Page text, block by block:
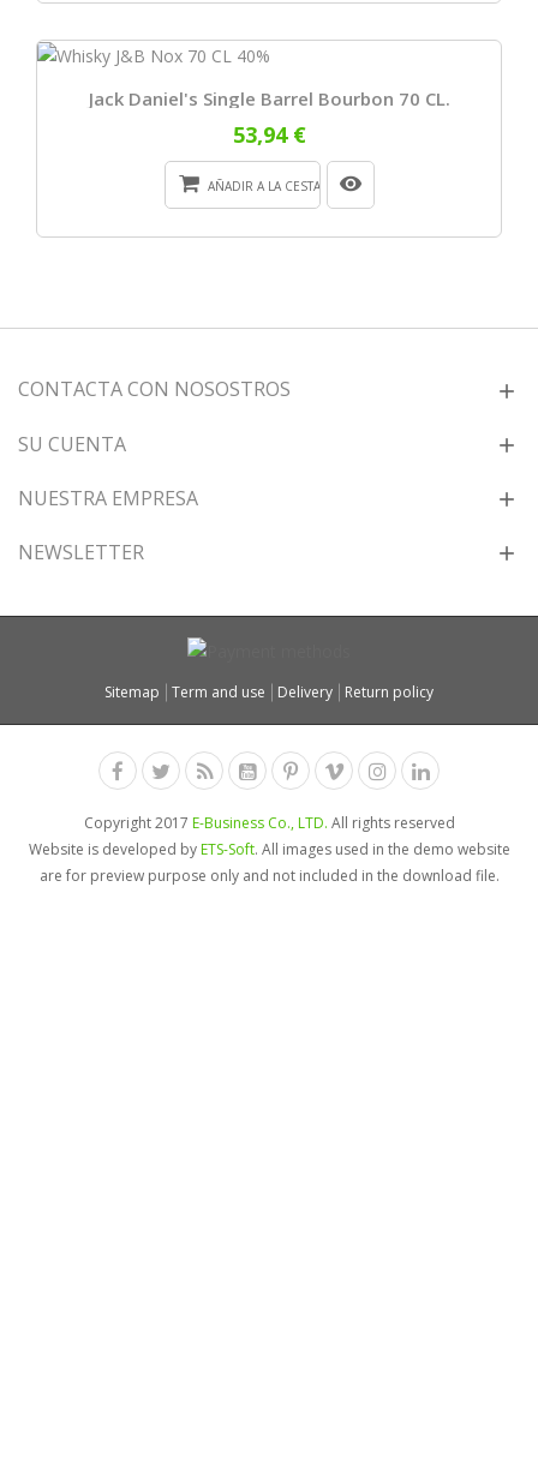
Jack Daniel's Single Barrel Bourbon 70 CL.
53,94 €
AÑADIR A LA CESTA
CONTACTA CON NOSOSTROS
SU CUENTA
NUESTRA EMPRESA
NEWSLETTER
Sitemap Term and use Delivery Return policy
Copyright 2017 E-Business Co., LTD. All rights reserved
Website is developed byETS-Soft. All images used in the demo website
are for preview purpose only and not included in the download file.